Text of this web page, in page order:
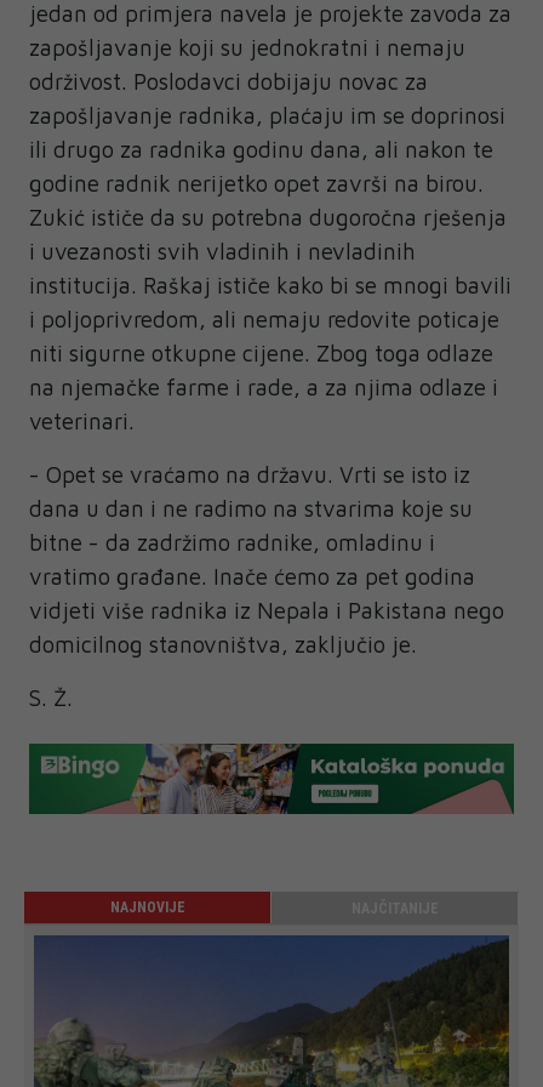
jedan od primjera navela je projekte zavoda za
zapošljavanje koji su jednokratni i nemaju
održivost. Poslodavci dobijaju novac za
zapošljavanje radnika, plaćaju im se doprinosi
ili drugo za radnika godinu dana, ali nakon te
godine radnik nerijetko opet završi na birou.
Zukić ističe da su potrebna dugoročna rješenja
i uvezanosti svih vladinih i nevladinih
institucija. Raškaj ističe kako bi se mnogi bavili
i poljoprivredom, ali nemaju redovite poticaje
niti sigurne otkupne cijene. Zbog toga odlaze
na njemačke farme i rade, a za njima odlaze i
veterinari.
- Opet se vraćamo na državu. Vrti se isto iz
dana u dan i ne radimo na stvarima koje su
bitne - da zadržimo radnike, omladinu i
vratimo građane. Inače ćemo za pet godina
vidjeti više radnika iz Nepala i Pakistana nego
domicilnog stanovništva, zaključio je.
S. Ž.
NAJNOVIJE